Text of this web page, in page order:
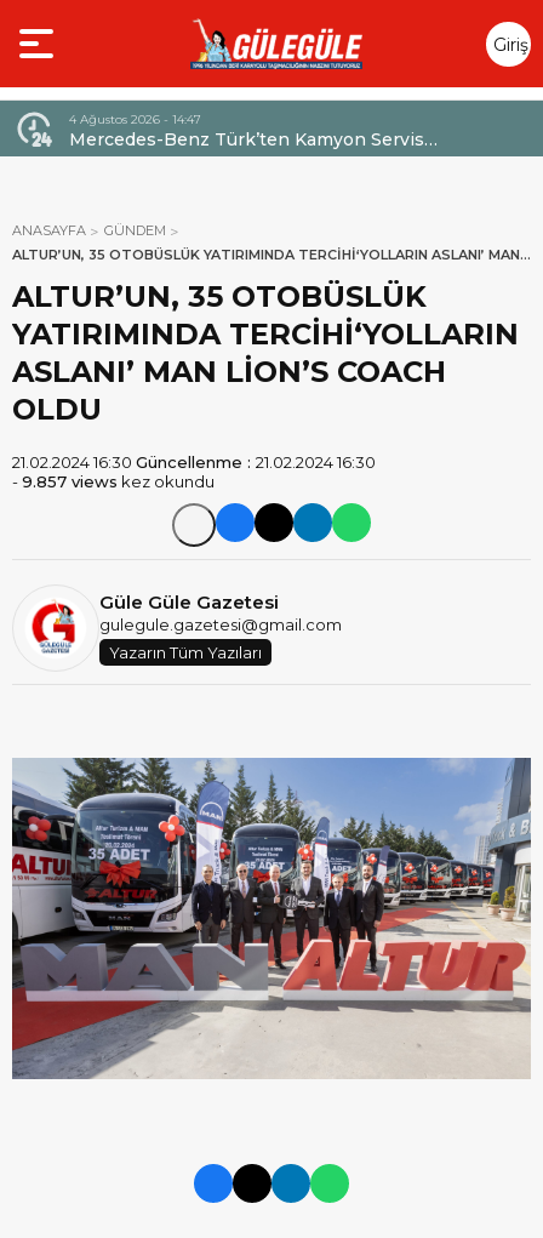
Giriş
Yap
4 Ağustos 2026 - 14:47
Mercedes-Benz Türk’ten Kamyon Servis
Sözleşmelerinde 36 Aya Varan Taksit İmkânı
ANASAYFA
GÜNDEM
ALTUR’UN, 35 OTOBÜSLÜK YATIRIMINDA TERCİHİ‘YOLLARIN ASLANI’ MAN
LİON’S COACH OLDU
ALTUR’UN, 35 OTOBÜSLÜK
YATIRIMINDA TERCİHİ‘YOLLARIN
ASLANI’ MAN LİON’S COACH
OLDU
21.02.2024 16:30 Güncellenme : 21.02.2024 16:30
-9.857 views kez okundu
Güle Güle Gazetesi
gulegule.gazetesi@gmail.com
Yazarın Tüm Yazıları